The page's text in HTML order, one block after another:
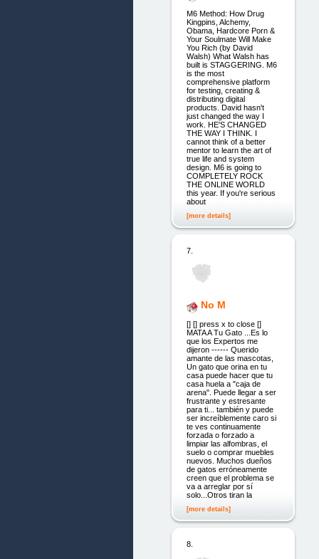
M6 Method: How Drug
Kingpins, Alchemy,
Obama, Hardcore Porn &
Your Soulmate Will Make
You Rich (by David
Walsh) What Walsh has
built is STAGGERING. M6
is the most
comprehensive platform
for testing, creating &
distributing digital
products. David hasn't
just changed the way I
work. HE'S CHANGED
THE WAY I THINK. I
cannot think of a better
mentor to learn the art of
true life and system
design. M6 is going to
COMPLETELY ROCK
THE ONLINE WORLD
this year. If you're serious
about
[more details]
7.
No M
[] [] press x to close []
MATA A Tu Gato ...Es lo
que los Expertos me
dijeron ------ Querido
amante de las mascotas,
Un gato que orina en tu
casa puede hacer que tu
casa huela a "caja de
arena". Puede llegar a ser
frustrante y estresante
para ti... también y puede
ser increíblemente caro si
te ves continuamente
forzada o forzado a
limpiar las alfombras, el
suelo o comprar muebles
nuevos. Muchos dueños
de gatos erróneamente
creen que el problema se
va a arreglar por sí
solo...Otros tiran la
[more details]
8.